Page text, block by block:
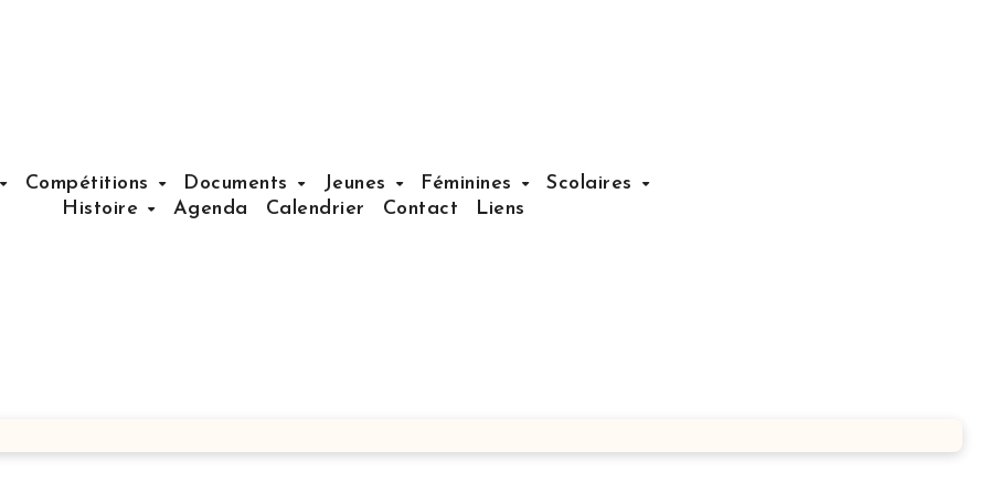
Compétitions Documents Jeunes Féminines
Scolaires
Histoire
Agenda Calendrier Contact Liens